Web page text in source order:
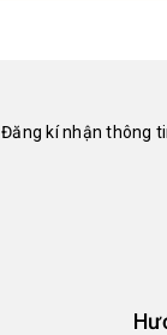
Đăng kí nhận thông